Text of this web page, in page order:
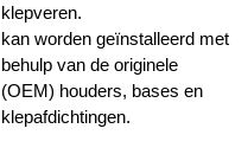
klepveren.
kan worden geïnstalleerd met
behulp van de originele
(OEM) houders, bases en
klepafdichtingen.